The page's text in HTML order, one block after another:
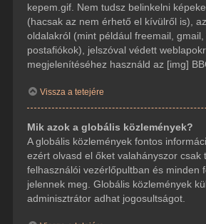
kepem.gif. Nem tudsz belinkelni
(hacsak az nem érhető el kívülről is),
oldalakról (mint például freemail, gmail,
postafiókok), jelszóval védett
megjelenítéséhez használd az [img]
Vissza a tetejére
Mik azok a globális közlemények?
A globális közlemények fontos
ezért olvasd el őket valahányszor csak
felhasználói vezérlőpultban és minden
jelennek meg. Globális közlemények
adminisztrátor adhat jogosultságot.